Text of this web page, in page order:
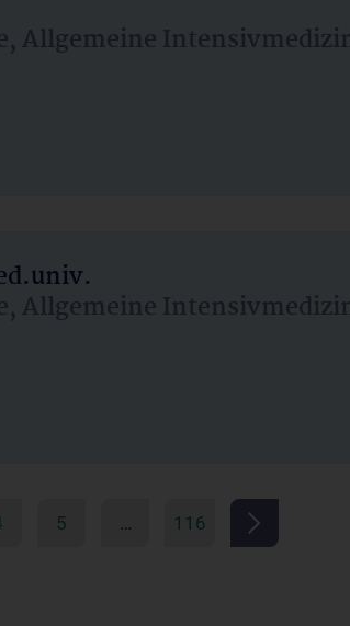
Allgemeine
Allgemeine
5 … 116